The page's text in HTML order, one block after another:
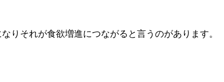
りそれが食欲増進につながると言うのがあります。